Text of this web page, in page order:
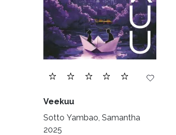
Veekuu
Sotto Yambao, Samantha
2025